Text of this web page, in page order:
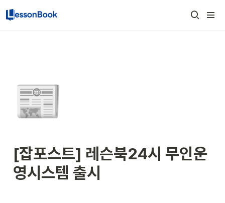
📰
[잡포스트] 레슨북24시 무인운
영시스템 출시